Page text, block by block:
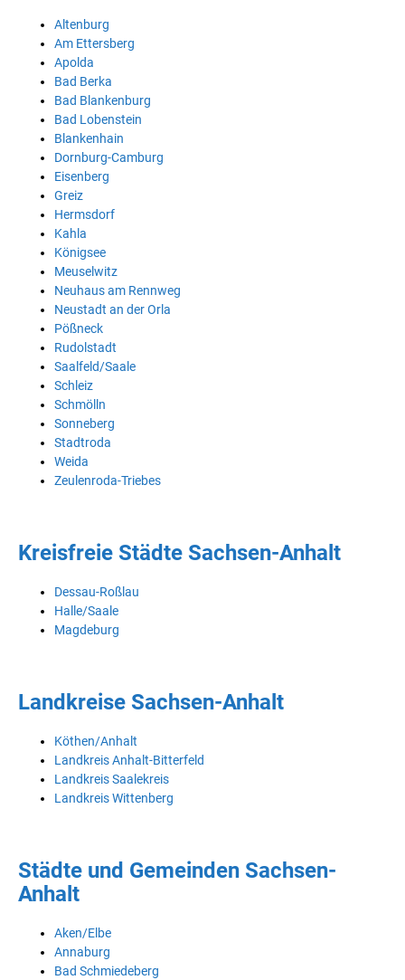
Altenburg
Am Ettersberg
Apolda
Bad Berka
Bad Blankenburg
Bad Lobenstein
Blankenhain
Dornburg-Camburg
Eisenberg
Greiz
Hermsdorf
Kahla
Königsee
Meuselwitz
Neuhaus am Rennweg
Neustadt an der Orla
Pößneck
Rudolstadt
Saalfeld/Saale
Schleiz
Schmölln
Sonneberg
Stadtroda
Weida
Zeulenroda-Triebes
Kreisfreie Städte Sachsen-Anhalt
Dessau-Roßlau
Halle/Saale
Magdeburg
Landkreise Sachsen-Anhalt
Köthen/Anhalt
Landkreis Anhalt-Bitterfeld
Landkreis Saalekreis
Landkreis Wittenberg
Städte und Gemeinden Sachsen-
Anhalt
Aken/Elbe
Annaburg
Bad Schmiedeberg